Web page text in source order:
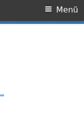
Menü